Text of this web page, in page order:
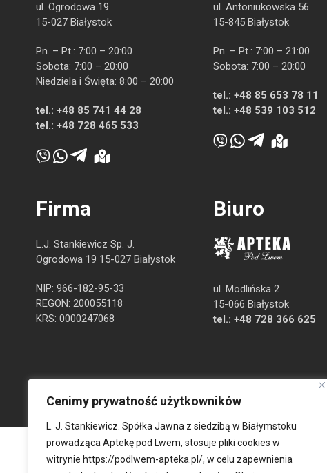
Cenimy prywatność użytkowników
L. J. Stankiewicz. Spółka Jawna z siedzibą w Białymstoku
prowadząca Aptekę pod Lwem, stosuje pliki cookies w
witrynie https://podlwem-apteka.pl/, w celu zapewnienia
ul. Ogrodowa 19
15-027 Białystok
Pn. – Pt.: 7:00 – 20:00
Sobota: 7:00 – 20:00
Niedziela i Święta: 8:00 – 20:00
tel.: +48 85 741 44 28
tel.: +48 728 465 533
ul. Antoniukowska 56
15-845 Białystok
Pn. – Pt.: 7:00 – 21:00
Sobota: 7:00 – 20:00
tel.: +48 85 653 78 11
tel.: +48 539 103 512
Firma
L.J. Stankiewicz Sp. J.
Ogrodowa 19 15-027 Białystok
NIP: 966-182-95-33
REGON: 200055118
KRS: 0000247068
Biuro
ul. Modlińska 2
15-066 Białystok
tel.: +48 728 366 625